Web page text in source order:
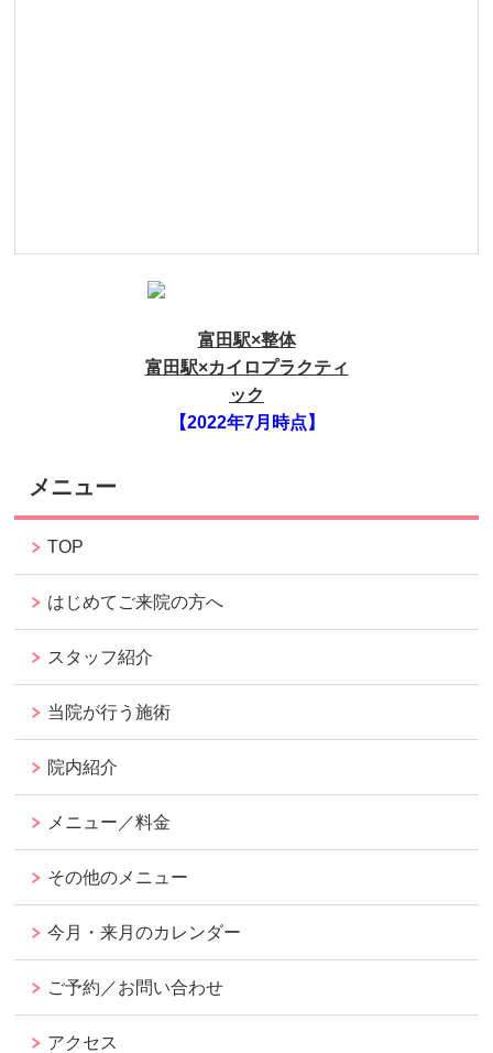
富田駅×整体
富田駅×カイロプラクティ
ック
【2022年7月時点】
メニュー
TOP
はじめてご来院の方へ
スタッフ紹介
当院が行う施術
院内紹介
メニュー／料金
その他のメニュー
今月・来月のカレンダー
ご予約／お問い合わせ
アクセス